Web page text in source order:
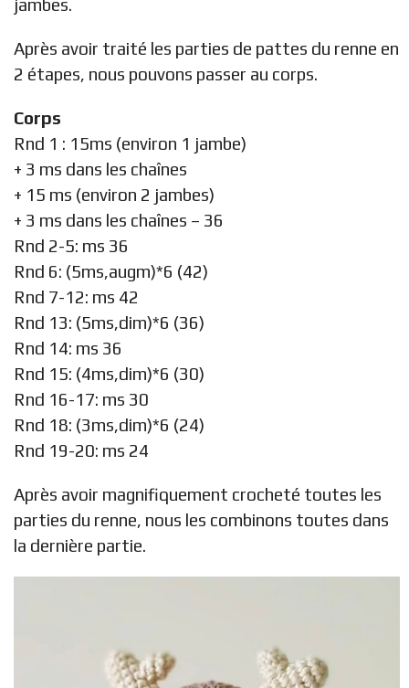
jambes.
Après avoir traité les parties de pattes du renne en
2 étapes, nous pouvons passer au corps.
Corps
Rnd 1 : 15ms (environ 1 jambe)
+ 3 ms dans les chaînes
+ 15 ms (environ 2 jambes)
+ 3 ms dans les chaînes – 36
Rnd 2-5: ms 36
Rnd 6: (5ms,augm)*6 (42)
Rnd 7-12: ms 42
Rnd 13: (5ms,dim)*6 (36)
Rnd 14: ms 36
Rnd 15: (4ms,dim)*6 (30)
Rnd 16-17: ms 30
Rnd 18: (3ms,dim)*6 (24)
Rnd 19-20: ms 24
Après avoir magnifiquement crocheté toutes les
parties du renne, nous les combinons toutes dans
la dernière partie.